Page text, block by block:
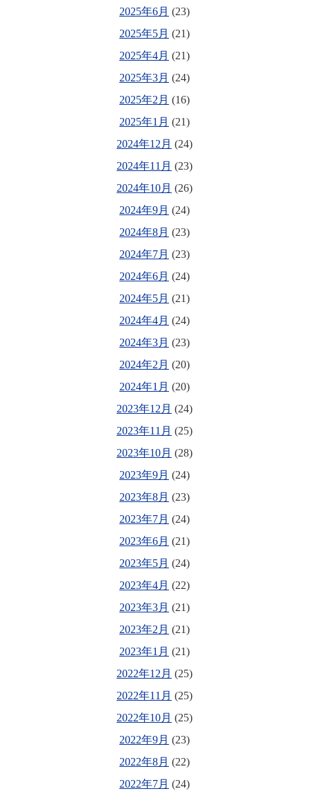
2025年6月 (23)
2025年5月 (21)
2025年4月 (21)
2025年3月 (24)
2025年2月 (16)
2025年1月 (21)
2024年12月 (24)
2024年11月 (23)
2024年10月 (26)
2024年9月 (24)
2024年8月 (23)
2024年7月 (23)
2024年6月 (24)
2024年5月 (21)
2024年4月 (24)
2024年3月 (23)
2024年2月 (20)
2024年1月 (20)
2023年12月 (24)
2023年11月 (25)
2023年10月 (28)
2023年9月 (24)
2023年8月 (23)
2023年7月 (24)
2023年6月 (21)
2023年5月 (24)
2023年4月 (22)
2023年3月 (21)
2023年2月 (21)
2023年1月 (21)
2022年12月 (25)
2022年11月 (25)
2022年10月 (25)
2022年9月 (23)
2022年8月 (22)
2022年7月 (24)